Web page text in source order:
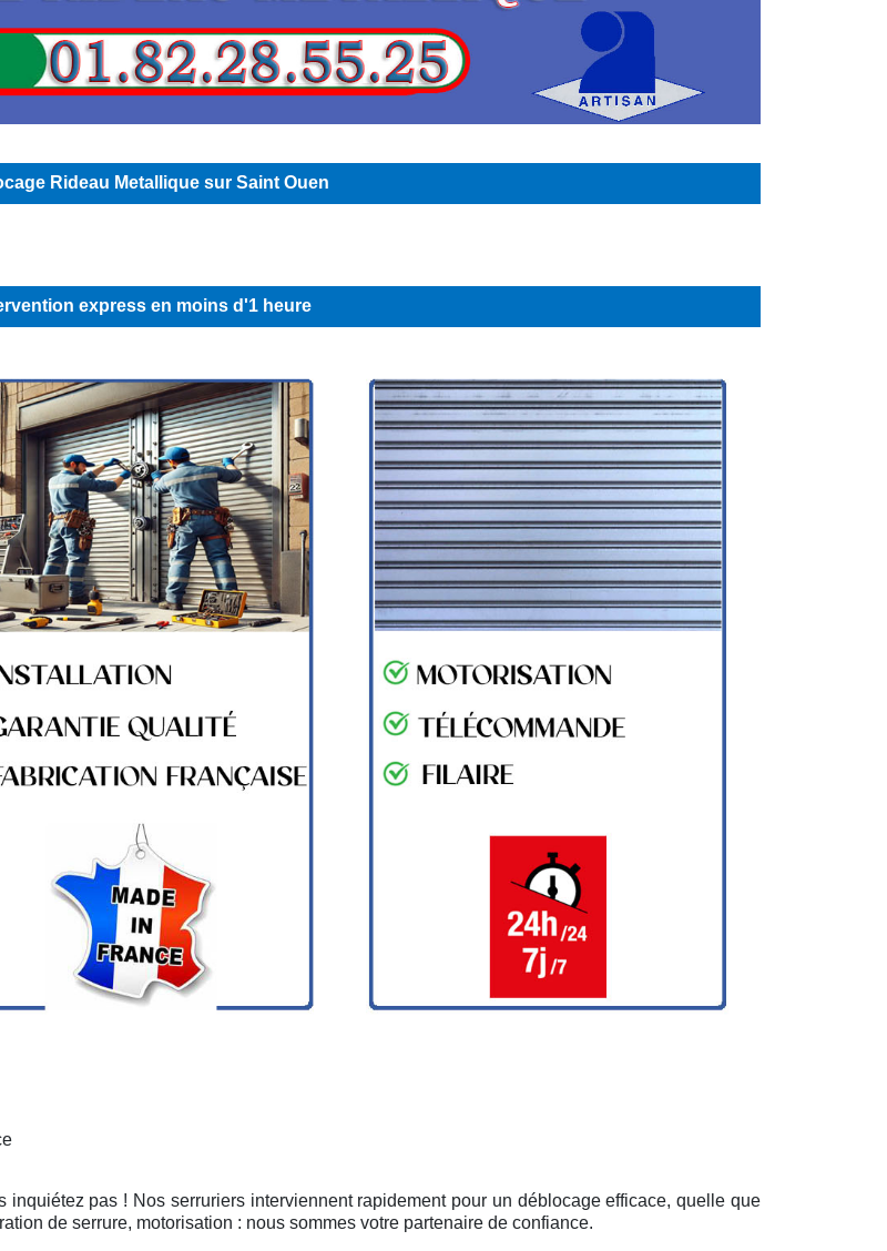
Rideau Metallique sur Saint Ouen
express en moins d'1 heure
pas ! Nos serruriers interviennent rapidement pour un déblocage efficace, quelle que
de serrure, motorisation : nous sommes votre partenaire de confiance.